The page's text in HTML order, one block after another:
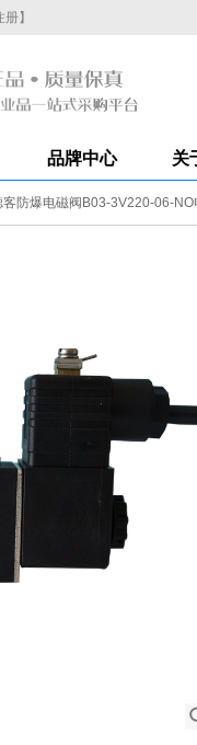
册】
品牌中心 关
客防爆电磁阀B03-3V220-06-